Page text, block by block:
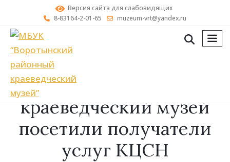
Версия сайта для слабовидящих
8-83164-2-01-65
muzeum-vrt@yandex.ru
Воротынский районный
краеведческий музей
посетили получатели
услуг КЦСН